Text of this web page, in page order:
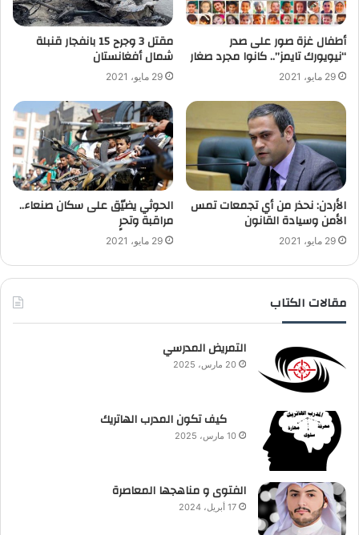
أطفال غزة صور على صدر
“نيويورك تايمز”.. كانوا مجرد صغار
29 مايو، 2021
‬شمال أفغانستان
29 مايو، 2021
الأردن: نحذر من أي تجمعات تمس
الأمن وسيادة القانون
29 مايو، 2021
الحوثي يضيّق على سكان صنعاء..
مراقبة وتحرٍ
29 مايو، 2021
مقالات الكتاب
التمريض المدرسي
20 مارس، 2025
كيف تكون المدرب الهاتريك
10 مارس، 2025
الفتوى و مناهجها المعاصرة
17 أبريل، 2024